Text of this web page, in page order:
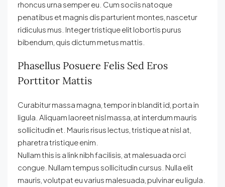
rhoncus urna semper eu. Cum sociis natoque
penatibus et magnis dis parturient montes, nascetur
ridiculus mus. Integer tristique elit lobortis purus
bibendum, quis dictum metus mattis.
Phasellus Posuere Felis Sed Eros
Porttitor Mattis
Curabitur massa magna, tempor in blandit id, porta in
ligula. Aliquam laoreet nisl massa, at interdum mauris
sollicitudin et. Mauris risus lectus, tristique at nisl at,
pharetra tristique enim.
Nullam this is a link nibh facilisis, at malesuada orci
congue. Nullam tempus sollicitudin cursus. Nulla elit
mauris, volutpat eu varius malesuada, pulvinar eu ligula.